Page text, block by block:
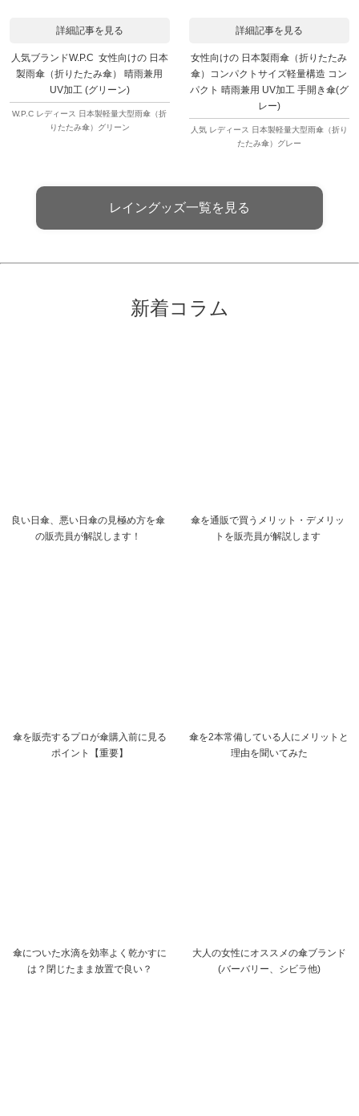
詳細記事を見る
人気ブランドW.P.C 女性向けの 日本
製雨傘（折りたたみ傘） 晴雨兼用
UV加工 (グリーン)
W.P.C レディース 日本製軽量大型雨傘（折
りたたみ傘）グリーン
詳細記事を見る
女性向けの 日本製雨傘（折りたたみ
傘）コンパクトサイズ軽量構造 コン
パクト 晴雨兼用 UV加工 手開き傘(グ
レー)
人気 レディース 日本製軽量大型雨傘（折り
たたみ傘）グレー
レイングッズ一覧を見る
新着コラム
良い日傘、悪い日傘の見極め方を傘
の販売員が解説します！
傘を通販で買うメリット・デメリッ
トを販売員が解説します
傘を販売するプロが傘購入前に見る
ポイント【重要】
傘を2本常備している人にメリットと
理由を聞いてみた
傘についた水滴を効率よく乾かすに
は？閉じたまま放置で良い？
大人の女性にオススメの傘ブランド
(バーバリー、シビラ他)